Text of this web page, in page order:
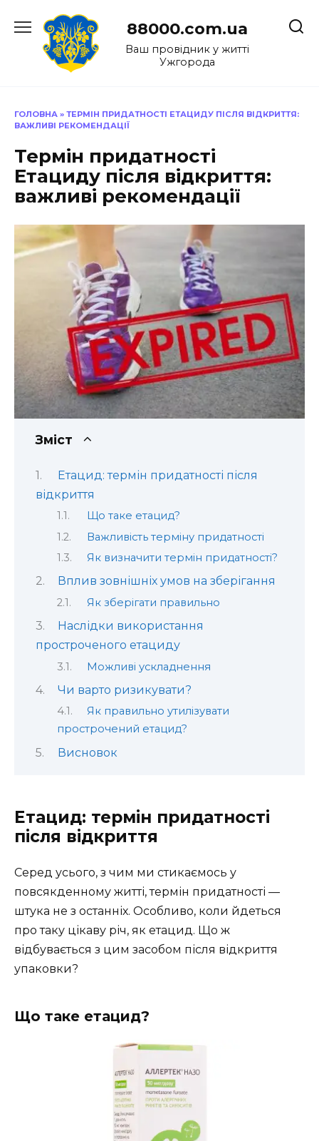
до
88000.com.ua
Ваш провідник у житті
Ужгорода
ГОЛОВНА » ТЕРМІН ПРИДАТНОСТІ ЕТАЦИДУ ПІСЛЯ ВІДКРИТТЯ:
ВАЖЛИВІ РЕКОМЕНДАЦІЇ
Термін придатності
Етациду після відкриття:
важливі рекомендації
Зміст
Етацид: термін придатності після
відкриття
Що таке етацид?
Важливість терміну придатності
Як визначити термін придатності?
Вплив зовнішніх умов на зберігання
Як зберігати правильно
Наслідки використання
простроченого етациду
Можливі ускладнення
Чи варто ризикувати?
Як правильно утилізувати
прострочений етацид?
Висновок
Етацид: термін придатності
після відкриття
Серед усього, з чим ми стикаємось у
повсякденному житті, термін придатності —
штука не з останніх. Особливо, коли йдеться
про таку цікаву річ, як етацид. Що ж
відбувається з цим засобом після відкриття
упаковки?
Що таке етацид?